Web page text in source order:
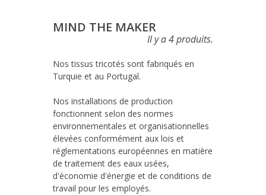
MIND THE MAKER
Il y a 4 produits.
Nos tissus tricotés sont fabriqués en
Turquie et au Portugal.
Nos installations de production
fonctionnent selon des normes
environnementales et organisationnelles
élevées conformément aux lois et
réglementations européennes en matière
de traitement des eaux usées,
d'économie d'énergie et de conditions de
travail pour les employés.